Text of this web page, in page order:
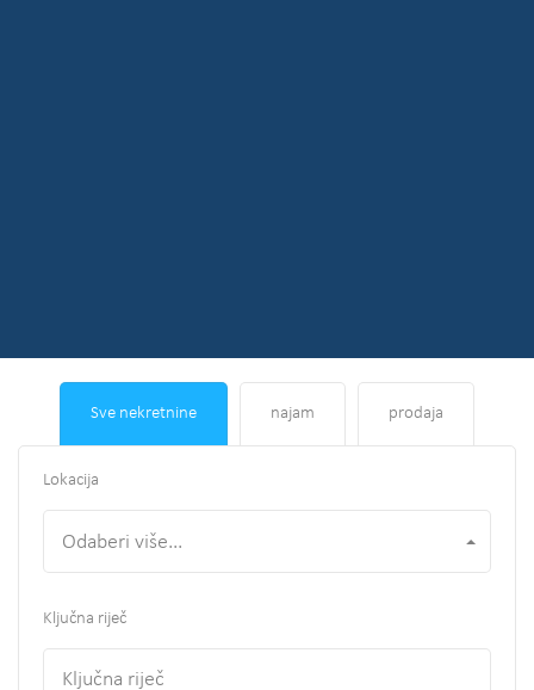
Sve nekretnine najam prodaja
Lokacija
Odaberi više...
Ključna riječ